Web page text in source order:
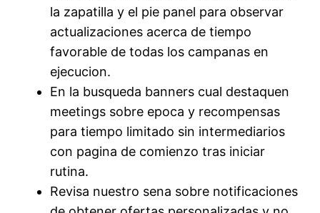
la zapatilla y el pie panel para observar
actualizaciones acerca de tiempo
favorable de todas los campanas en
ejecucion.
En la busqueda banners cual destaquen
meetings sobre epoca y recompensas
para tiempo limitado sin intermediarios
con pagina de comienzo tras iniciar
rutina.
Revisa nuestro sena sobre notificaciones